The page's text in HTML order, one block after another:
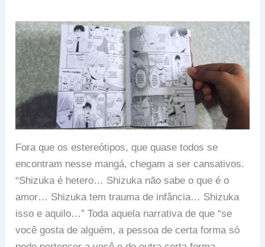
Fora que os estereótipos, que quase todos se
encontram nesse mangá, chegam a ser cansativos.
“Shizuka é hetero… Shizuka não sabe o que é o
amor… Shizuka tem trauma de infância… Shizuka
isso e aquilo…” Toda aquela narrativa de que “se
você gosta de alguém, a pessoa de certa forma só